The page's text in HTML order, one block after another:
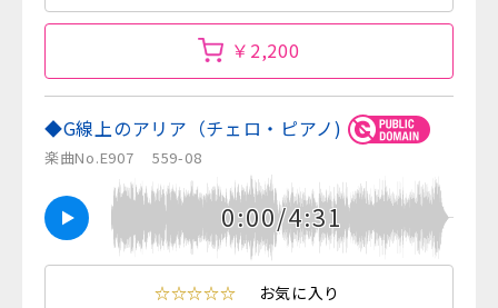
￥2,200
◆G線上のアリア（チェロ・ピアノ)
楽曲No.E907 559-08
0:00/4:31
☆☆☆☆☆ お気に入り